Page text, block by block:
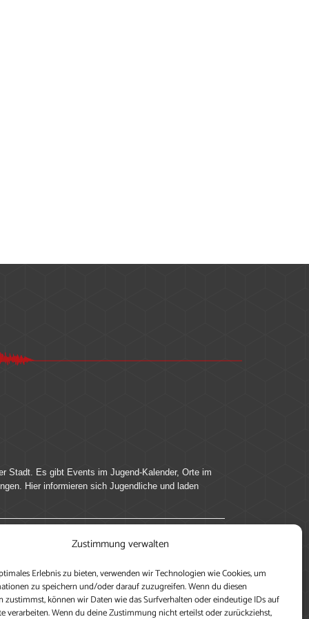
Zustimmung verwalten
Erlebnis zu bieten, verwenden wir Technologien wie Cookies, um
zu speichern und/oder darauf zuzugreifen. Wenn du diesen
zustimmst, können wir Daten wie das Surfverhalten oder eindeutige IDs auf
verarbeiten. Wenn du deine Zustimmung nicht erteilst oder zurückziehst,
Stadt. Es gibt Events im Jugend-Kalender, Orte im
Hier informieren sich Jugendliche und laden
teile deine Perspektive und veröffentliche
nutzen zu können, ein Profil anzulegen, eigene